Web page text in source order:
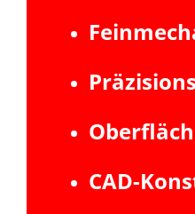
CAD-